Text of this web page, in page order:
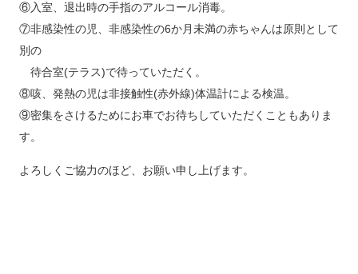
⑥入室、退出時の手指のアルコール消毒。
⑦非感染性の児、非感染性の6か月未満の赤ちゃんは原則として
別の
待合室(テラス)で待っていただく。
⑧咳、発熱の児は非接触性(赤外線)体温計による検温。
⑨密集をさけるためにお車でお待ちしていただくこともありま
す。
よろしくご協力のほど、お願い申し上げます。